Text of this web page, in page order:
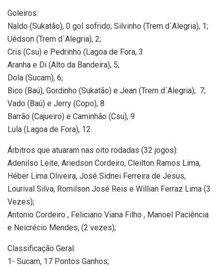
Goleiros:
Naldo (Sukatão), 0 gol sofrido; Silvinho (Trem d´Alegria), 1;
Uédson (Trem d´Alegria), 2;
Cris (Csu) e Pedrinho (Lagoa de Fora, 3
Aranha e Di (Alto da Bandeira), 5;
Dola (Sucam), 6;
Bico (Baú), Gordinho (Sukatão) e Jean (Trem d´Alegria), 7;
Vado (Baú) e Jerry (Copo), 8
Barrão (Cajueiro) e Caminhão (Csu), 9
Lula (Lagoa de Fora), 12.
Árbitros que atuaram nas oito rodadas (32 jogos):
Adenilso Leite, Ariedson Cordeiro, Cleilton Ramos Lima,
Héber Lima Oliveira, José Sidnei Ferreira de Jesus,
Lourival Silva, Romilson José Reis e Willian Ferraz Lima (3
Vezes);
Antonio Cordeiro , Feliciano Viana Filho , Manoel Paciência
e Neicrécio Mendes, (2 vezes);
Classificação Geral:
1- Sucam, 17 Pontos Ganhos;